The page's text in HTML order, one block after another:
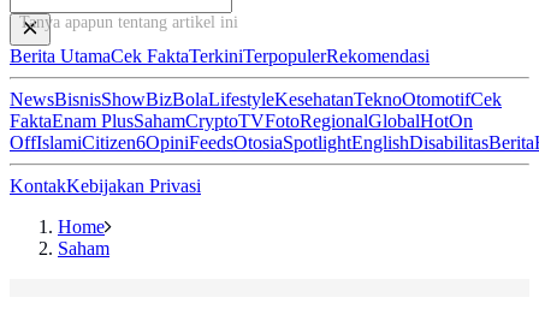
Tanya apapun tentang artikel ini...
Berita UtamaCek FaktaTerkiniTerpopulerRekomendasi
NewsBisnisShowBizBolaLifestyleKesehatanTeknoOtomotifCek
FaktaEnam PlusSahamCryptoTVFotoRegionalGlobalHotOn
OffIslamiCitizen6OpiniFeedsOtosiaSpotlightEnglishDisabilitasBerita
KontakKebijakan Privasi
Home
Saham